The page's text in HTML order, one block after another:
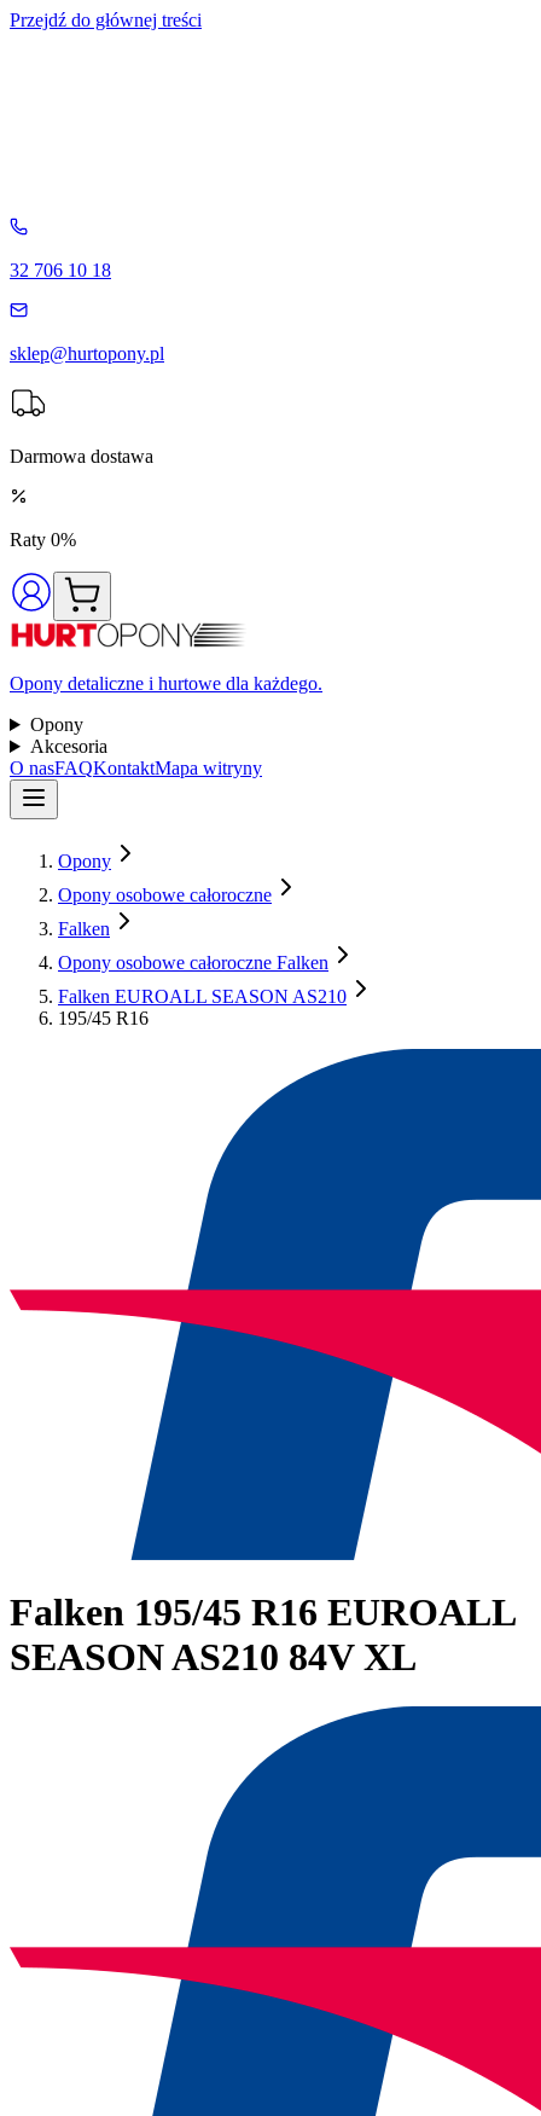
Przejdź do głównej treści
32 706 10 18
sklep@hurtopony.pl
Darmowa dostawa
Raty 0%
Opony detaliczne i hurtowe dla każdego.
Opony
Akcesoria
O nasFAQKontaktMapa witryny
Opony
Opony osobowe całoroczne
Falken
Opony osobowe całoroczne Falken
Falken EUROALL SEASON AS210
195/45 R16
Falken 195/45 R16 EUROALL
SEASON AS210 84V XL